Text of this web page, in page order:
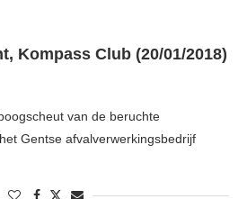
Kompass Club (20/01/2018)
van de beruchte
Gentse afvalverwerkingsbedrijf